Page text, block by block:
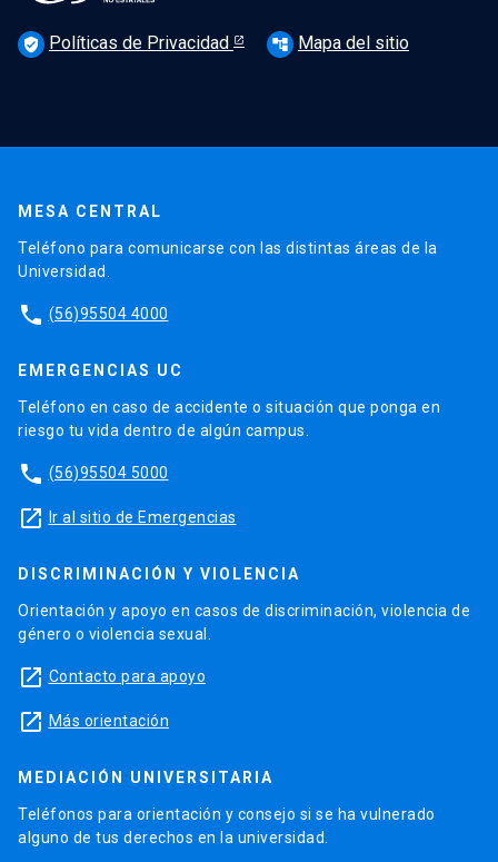
verified_user Políticas de Privacidad account_tree Mapa del sitio
MESA CENTRAL
Teléfono para comunicarse con las distintas áreas de la
Universidad.
phone (56)95504 4000
EMERGENCIAS UC
Teléfono en caso de accidente o situación que ponga en
riesgo tu vida dentro de algún campus.
phone (56)95504 5000
launch Ir al sitio de Emergencias
DISCRIMINACIÓN Y VIOLENCIA
Orientación y apoyo en casos de discriminación, violencia de
género o violencia sexual.
launch Contacto para apoyo
launch Más orientación
MEDIACIÓN UNIVERSITARIA
Teléfonos para orientación y consejo si se ha vulnerado
alguno de tus derechos en la universidad.